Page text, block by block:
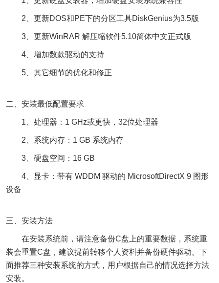
2、更新DOS和PE下的分区工具DiskGenius为3.5版
3、更新WinRAR 解压缩软件5.10简体中文正式版
4、增加数款驱动的支持
5、其它细节的优化和修正
二、安装最低配置要求
1、处理器：1 GHz或更快，32位处理器
2、系统内存：1 GB 系统内存
3、硬盘空间：16 GB
4、显卡：带有 WDDM 驱动的 MicrosoftDirectX 9 图形
设备
三、安装方法
在安装系统前，请注意备份C盘上的重要数据，系统重
装会重置C盘，建议提前转移个人资料并备份硬件驱动。下
面推荐三种安装系统的方式，用户根据自己的情况选择方法
安装。